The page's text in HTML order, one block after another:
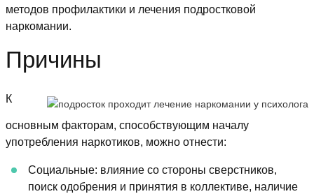
методов профилактики и лечения подростковой
наркомании.
Причины
К
основным факторам, способствующим началу
употребления наркотиков, можно отнести:
Социальные: влияние со стороны сверстников,
поиск одобрения и принятия в коллективе, наличие